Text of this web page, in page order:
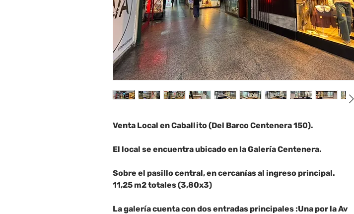
Venta Local en Caballito (Del Barco Centenera 150).
El local se encuentra ubicado en la Galería Centenera.
Sobre el pasillo central, en cercanías al ingreso principal.
11,25 m2 totales (3,80x3)
La galería cuenta con dos entradas principales :Una por la Av